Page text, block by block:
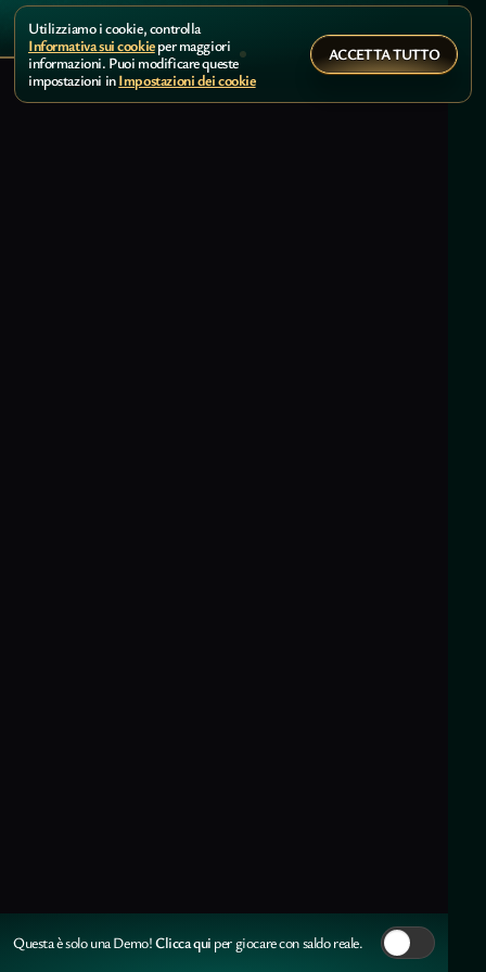
Questa è solo una Demo!Clicca qui per giocare con saldo reale.
Utilizziamo i cookie, controlla
Informativa sui cookieper maggiori
informazioni. Puoi modificare queste
impostazioni inImpostazioni dei cookie
ACCETTA TUTTO